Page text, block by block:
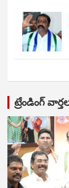
ట్రేండింగ్